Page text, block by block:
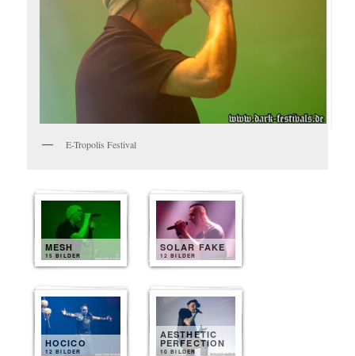
E-Tropolis Festival
MESH
15 BILDER
SOLAR FAKE
12 BILDER
HOCICO
12 BILDER
AESTHETIC
PERFECTION
10 BILDER